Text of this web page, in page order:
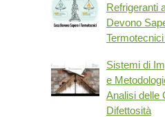
Refrigeranti
Devono
Sistemi di
e
Analisi delle
Difettosità